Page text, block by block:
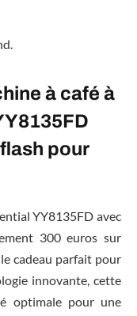
à café à
pour
YY8135FD avec
300 euros sur
cadeau parfait pour
innovante, cette
optimale pour une